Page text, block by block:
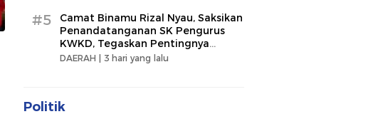
#5
Camat Binamu Rizal Nyau, Saksikan
Penandatanganan SK Pengurus
KWKD, Tegaskan Pentingnya
Kolaborasi Sosial
DAERAH | 3 hari yang lalu
Politik